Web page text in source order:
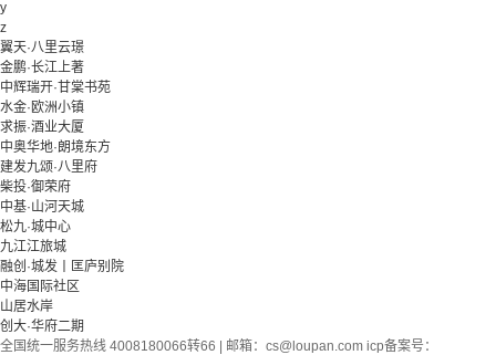
y
z
翼天·八里云璟
金鹏·长江上著
中辉瑞开·甘棠书苑
水金·欧洲小镇
求振·酒业大厦
中奥华地·朗境东方
建发九颂·八里府
柴投·御荣府
中基·山河天城
松九·城中心
九江江旅城
融创·城发丨匡庐别院
中海国际社区
山居水岸
创大·华府二期
全国统一服务热线 4008180066转66 | 邮箱： cs@loupan.com icp备案号：